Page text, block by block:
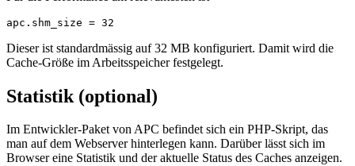
apc.shm_size = 32
Dieser ist standardmässig auf 32 MB konfiguriert. Damit wird die
Cache-Größe im Arbeitsspeicher festgelegt.
Statistik (optional)
Im Entwickler-Paket von APC befindet sich ein PHP-Skript, das
man auf dem Webserver hinterlegen kann. Darüber lässt sich im
Browser eine Statistik und der aktuelle Status des Caches anzeigen.